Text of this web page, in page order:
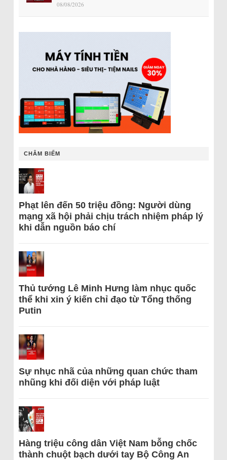
08/08/2026
CHÂM BIẾM
Phạt lên đến 50 triệu đồng: Người dùng
mạng xã hội phải chịu trách nhiệm pháp lý
khi dẫn nguồn báo chí
Thủ tướng Lê Minh Hưng làm nhục quốc
thể khi xin ý kiến chỉ đạo từ Tổng thống
Putin
Sự nhục nhã của những quan chức tham
nhũng khi đối diện với pháp luật
Hàng triệu công dân Việt Nam bỗng chốc
thành chuột bạch dưới tay Bộ Công An